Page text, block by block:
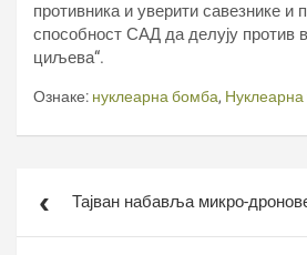
противника и уверити савезнике и
способност САД да делују против
циљева“.
Ознаке: нуклеарна бомба, Нуклеарна
чланкаТајван набавља микро-